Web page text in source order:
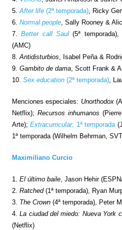
5.After life(2ª temporada), Ricky
6. Normal people, Sally Rooney &
7.Better call Saul(5ª temporada),
(AMC)
8.Antidisturbios, Isabel Peña &
9. Gambito de dama, Scott Frank &
10. Sex education(2ª temporada),
Menciones especiales: Unorthodox
Netflix); Recursos inhumanos
Arte);Extracurricular, 1ª temporada
1ª temporada (Wilhelm Behrman,
Maximiliano Curcio
1. El último baile, Jason Hehir
2. Ratched (1ª temporada), Ryan
3. The Crown(4ª temporada), Peter
4.La ciudad del miedo: Nueva York
(Netflix)